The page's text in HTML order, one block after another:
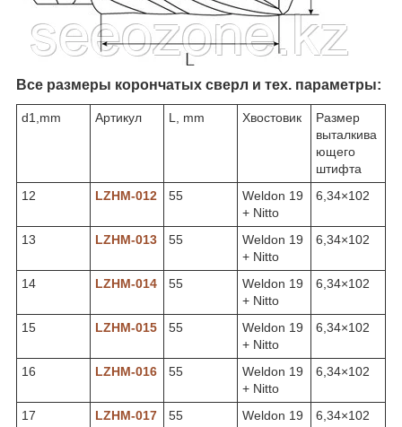
Все размеры корончатых сверл и тех. параметры:
d1,mm Артикул L, mm Хвостовик
Размер
выталкива
ющего
штифта
12
LZHM-012 55
Weldon 19
+ Nitto
6,34×102
13 LZHM-013 55
Weldon 19
+ Nitto
6,34×102
14 LZHM-014 55
Weldon 19
+ Nitto
6,34×102
15 LZHM-015 55
Weldon 19
+ Nitto
6,34×102
16 LZHM-016 55
Weldon 19
+ Nitto
6,34×102
17 LZHM-017 55
Weldon 19
6,34×102